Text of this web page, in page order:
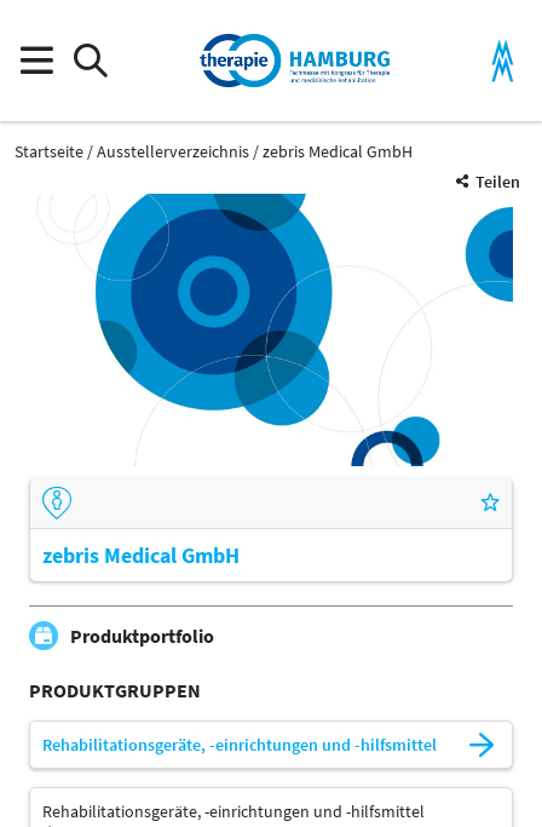
Startseite Ausstellerverzeichnis
zebris Medical GmbH
Teilen
zebris Medical GmbH
Produktportfolio
PRODUKTGRUPPEN
Rehabilitationsgeräte, -einrichtungen und -hilfsmittel
Rehabilitationsgeräte, -einrichtungen und -hilfsmittel